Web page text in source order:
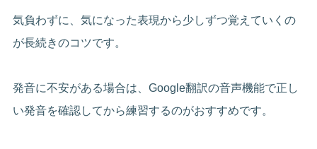
気負わずに、気になった表現から少しずつ覚えていくの
が長続きのコツです。
発音に不安がある場合は、Google翻訳の音声機能で正し
い発音を確認してから練習するのがおすすめです。